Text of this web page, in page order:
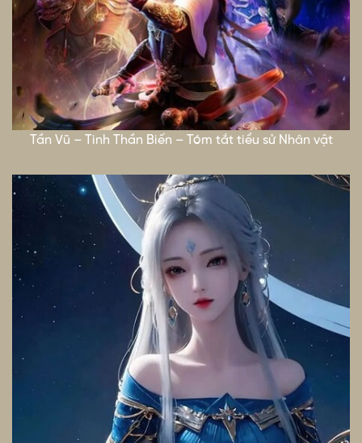
Tần Vũ – Tinh Thần Biến – Tóm tắt tiểu sử Nhân vật